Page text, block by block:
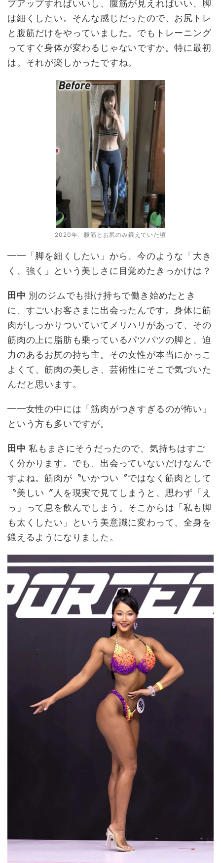
プアップすればいいし、腹筋が見えればいい、脚
は細くしたい。そんな感じだったので、お尻トレ
と腹筋だけをやっていました。でもトレーニング
ってすぐ身体が変わるじゃないですか。特に最初
は。それが楽しかったですね。
2020年、腹筋とお尻のみ鍛えていた頃
━━「脚を細くしたい」から、今のような「大き
く、強く」という美しさに目覚めたきっかけは？
田中 別のジムでも掛け持ちで働き始めたとき
に、すごいお客さまに出会ったんです。身体に筋
肉がしっかりついていてメリハリがあって、その
筋肉の上に脂肪も乗っているパツパツの脚と、迫
力のあるお尻の持ち主。その女性が本当にかっこ
よくて、筋肉の美しさ、芸術性にそこで気づいた
んだと思います。
━━女性の中には「筋肉がつきすぎるのが怖い」
という方も多いですが。
田中 私もまさにそうだったので、気持ちはすご
く分かります。でも、出会っていないだけなんで
すよね。筋肉が〝いかつい〞ではなく筋肉として
〝美しい〞人を現実で見てしまうと、思わず「え
っ」って息を飲んでしまう。そこからは「私も脚
も太くしたい」という美意識に変わって、全身を
鍛えるようになりました。